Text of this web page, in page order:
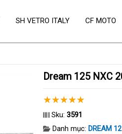
Dream 125 NXC
Sku: 3591
Danh mục: DREAM
SH VETRO ITALY CF MOTO